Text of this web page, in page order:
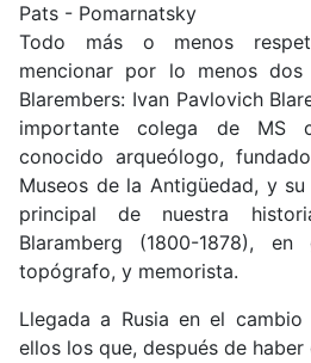
Pats - Pomarnatsky
Todo más o menos
mencionar por lo menos
Blarembers: Ivan Pavlovich
importante colega de MS
conocido arqueólogo,
Museos de la Antigüedad, y
principal de nuestra
Blaramberg (1800-1878), en
topógrafo, y memorista.
Llegada a Rusia en el
ellos los que, después de